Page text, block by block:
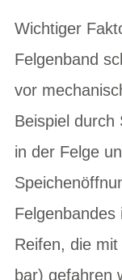
Wichtiger
Felgenband
vor
Beispiel durch
in der Felge
Felgenbandes
Reifen, die
bar) gefahren